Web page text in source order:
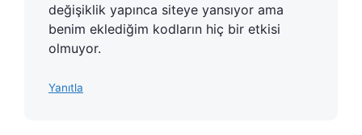
değişiklik yapınca siteye yansıyor ama
benim eklediğim kodların hiç bir etkisi
olmuyor.
Yanıtla